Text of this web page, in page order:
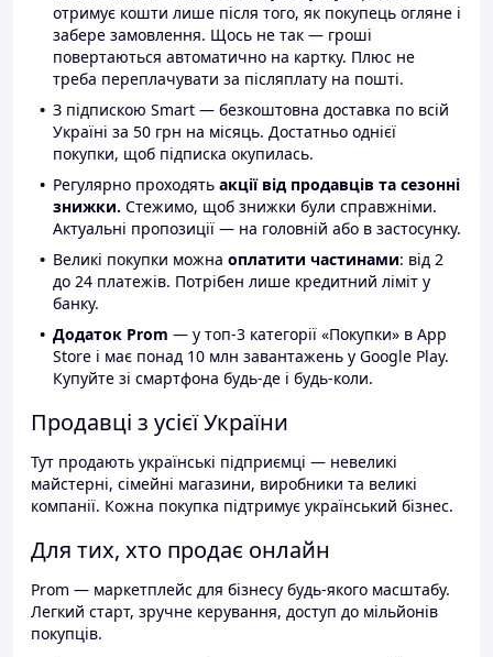
отримує кошти лише після того, як покупець огляне і
забере замовлення. Щось не так — гроші
повертаються автоматично на картку. Плюс не
треба переплачувати за післяплату на пошті.
З підпискою Smart — безкоштовна доставка по всій
Україні за 50 грн на місяць. Достатньо однієї
покупки, щоб підписка окупилась.
Регулярно проходять акції від продавців та сезонні
знижки. Стежимо, щоб знижки були справжніми.
Актуальні пропозиції — на головній або в застосунку.
Великі покупки можна оплатити частинами: від 2
до 24 платежів. Потрібен лише кредитний ліміт у
банку.
Додаток Prom — у топ-3 категорії «Покупки» в App
Store і має понад 10 млн завантажень у Google Play.
Купуйте зі смартфона будь-де і будь-коли.
Продавці з усієї України
Тут продають українські підприємці — невеликі
майстерні, сімейні магазини, виробники та великі
компанії. Кожна покупка підтримує український бізнес.
Для тих, хто продає онлайн
Prom — маркетплейс для бізнесу будь-якого масштабу.
Легкий старт, зручне керування, доступ до мільйонів
покупців.